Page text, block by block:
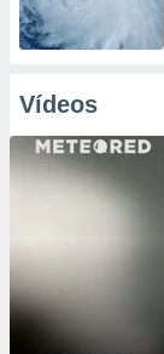
Vídeos